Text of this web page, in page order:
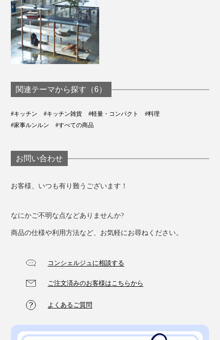
関連テーマから探す（6）
#キッチン #キッチン雑貨 #軽量・コンパクト
#料理
#家事ルンルン
#すべての商品
お問い合わせ
お客様、いつも有り難うございます！
なにかご不明な点などありませんか?
商品の仕様や利用方法など、お気軽にお尋ねください。
コンシェルジュに相談する
ご注文済みのお客様はこちらから
よくあるご質問